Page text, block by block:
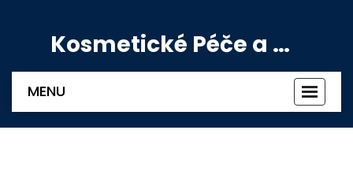
Kosmetické Péče a Výživové Doplňky
MENU